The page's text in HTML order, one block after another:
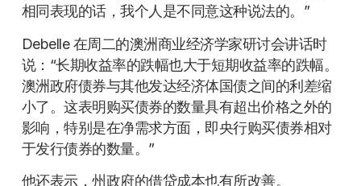
相同表现的话，我个人是不同意这种说法的。”
Debelle 在周二的澳洲商业经济学家研讨会讲话时
说：“长期收益率的跌幅也大于短期收益率的跌幅。
澳洲政府债券与其他发达经济体国债之间的利差缩
小了。这表明购买债券的数量具有超出价格之外的
影响，特别是在净需求方面，即央行购买债券相对
于发行债券的数量。”
他还表示，州政府的借贷成本也有所改善。